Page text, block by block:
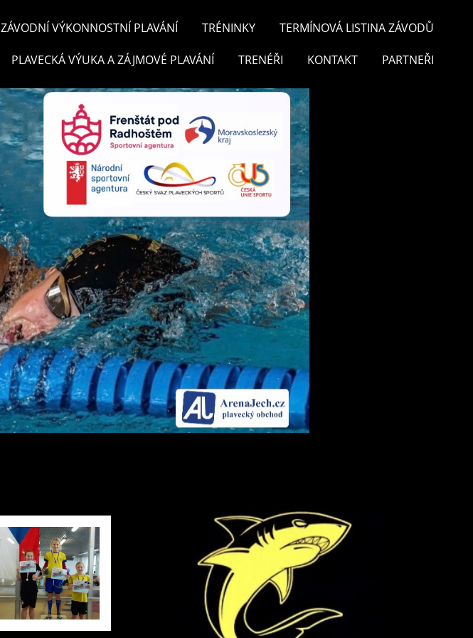
ZÁVODNÍ VÝKONNOSTNÍ PLAVÁNÍ TRÉNINKY TERMÍNOVÁ LISTINA ZÁVODŮ
PLAVECKÁ VÝUKA A ZÁJMOVÉ PLAVÁNÍ TRENÉŘI KONTAKT PARTNEŘI